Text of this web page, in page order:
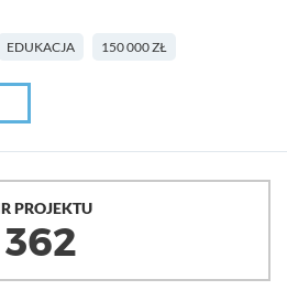
EDUKACJA 150 000 ZŁ
PROJEKTU
362